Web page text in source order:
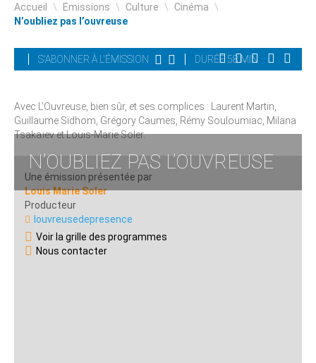
Accueil \ Emissions \ Culture \ Cinéma \
N’oubliez pas l’ouvreuse
S'ABONNER À L'ÉMISSION DURÉE 58 MIN
N’OUBLIEZ PAS L’OUVREUSE
Avec L’Ouvreuse, bien sûr, et ses complices : Laurent Martin,
Guillaume Sidhom, Grégory Caumes, Rémy Souloumiac, Milana
Tsakaïev et Louis-Marie Soler.
Une émission présentée par
Louis Marie Soler
Producteur
louvreusedepresence
Voir la grille des programmes
Nous contacter